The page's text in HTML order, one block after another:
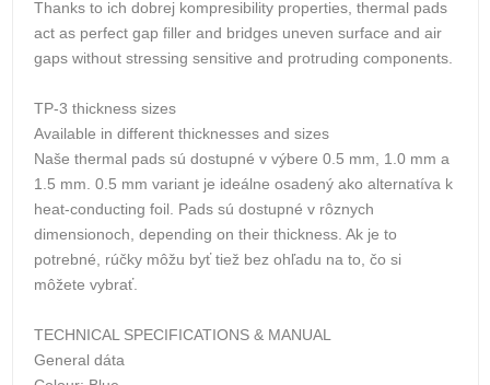
Thanks to ich dobrej kompresibility properties, thermal pads
act as perfect gap filler and bridges uneven surface and air
gaps without stressing sensitive and protruding components.
TP-3 thickness sizes
Available in different thicknesses and sizes
Naše thermal pads sú dostupné v výbere 0.5 mm, 1.0 mm a
1.5 mm. 0.5 mm variant je ideálne osadený ako alternatíva k
heat-conducting foil. Pads sú dostupné v rôznych
dimensionoch, depending on their thickness. Ak je to
potrebné, rúčky môžu byť tiež bez ohľadu na to, čo si
môžete vybrať.
TECHNICAL SPECIFICATIONS & MANUAL
General dáta